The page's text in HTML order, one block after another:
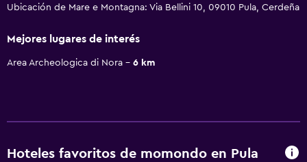
Ubicación de Mare e Montagna: Via Bellini 10, 09010 Pula, Cerdeña
Mejores lugares de interés
Area Archeologica di Nora 6 km
Hoteles favoritos de momondo en Pula